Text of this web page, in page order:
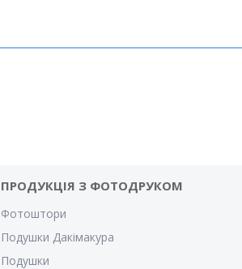
ПРОДУКЦІЯ З ФОТОДРУКОМ
Фотоштори
Подушки Дакімакура
Подушки